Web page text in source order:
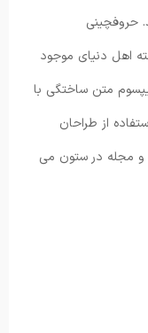
حروفچینی
اهل دنیای موجود
متن ساختگی با
از طراحان
و مجله در ستون می